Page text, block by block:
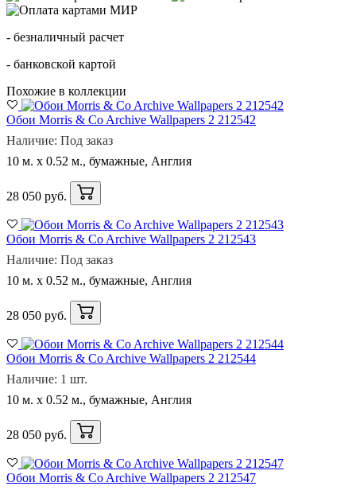
- безналичный расчет
- банковской картой
Похожие в коллекции
Обои Morris & Co Archive Wallpapers 2 212542
Наличие: Под заказ
10 м. x 0.52 м., бумажные, Англия
28 050 руб.
Обои Morris & Co Archive Wallpapers 2 212543
Наличие: Под заказ
10 м. x 0.52 м., бумажные, Англия
28 050 руб.
Обои Morris & Co Archive Wallpapers 2 212544
Наличие: 1 шт.
10 м. x 0.52 м., бумажные, Англия
28 050 руб.
Обои Morris & Co Archive Wallpapers 2 212547